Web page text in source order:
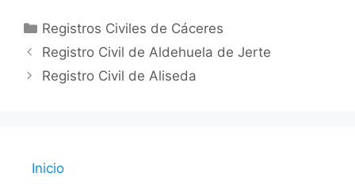
Categorías
Registros Civiles de Cáceres
Registro Civil de Aldehuela de Jerte
Registro Civil de Aliseda
Inicio